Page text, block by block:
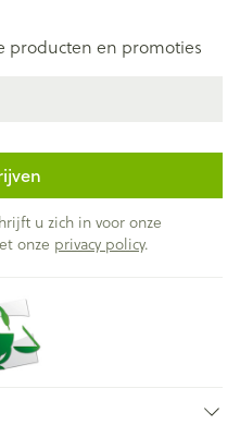
producten en promoties
u zich in voor onze
onze privacy policy.